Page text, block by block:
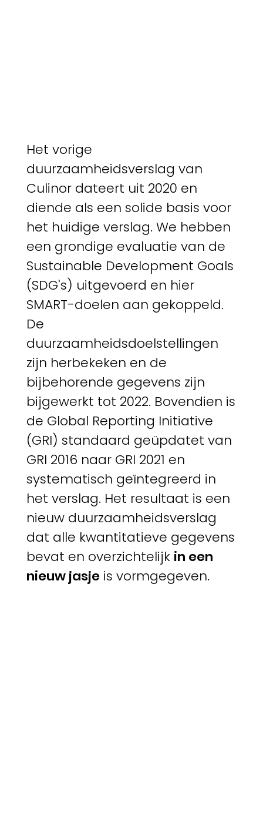
Het vorige
duurzaamheidsverslag van
Culinor dateert uit 2020 en
diende als een solide basis voor
het huidige verslag. We hebben
een grondige evaluatie van de
Sustainable Development Goals
(SDG's) uitgevoerd en hier
SMART-doelen aan gekoppeld.
De
duurzaamheidsdoelstellingen
zijn herbekeken en de
bijbehorende gegevens zijn
bijgewerkt tot 2022. Bovendien is
de Global Reporting Initiative
(GRI) standaard geüpdatet van
GRI 2016 naar GRI 2021 en
systematisch geïntegreerd in
het verslag. Het resultaat is een
nieuw duurzaamheidsverslag
dat alle kwantitatieve gegevens
bevat en overzichtelijk in een
nieuw jasjeis vormgegeven.